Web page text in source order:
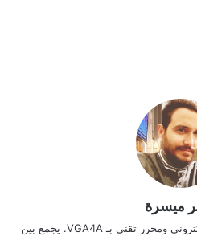
ميسرة
"صحفي متخصص في الإعلام الإلكتروني ومحرر تقني بـ VGA4A. يجمع بين